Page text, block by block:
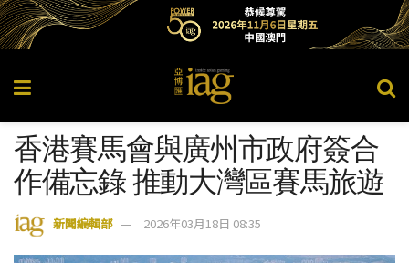
香港賽馬會與廣州市政府簽合
作備忘錄 推動大灣區賽馬旅遊
新聞編輯部 2026年03月18日 08:35